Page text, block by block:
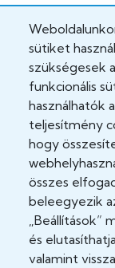
sütiket
szükségesek
funkcionális
használhatók
teljesítmény
hogy
összes
beleegyezik
„Beállítások”
és
valamint